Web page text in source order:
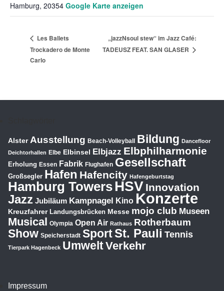
Hamburg, 20354 Google Karte anzeigen
Les Ballets
Trockadero de Monte
Carlo
„jazzNsoul stew“ im Jazz Café:
TADEUSZ FEAT. SAN GLASER
Impressum
Alster Ausstellung Beach-Volleyball Bildung Dancefloor
Deichtorhallen Elbe Elbinsel Elbjazz Elbphilharmonie
Erholung Essen Fabrik Flughafen Gesellschaft
Großsegler Hafen Hafencity Hafengeburtstag
Hamburg TowersHSV Innovation
Jazz Jubiläum Kampnagel Kino Konzerte
Kreuzfahrer Landungsbrücken Messe mojo club Museen
Musical Olympia Open Air Rathaus Rotherbaum
Show Speicherstadt SportSt. Pauli Tennis
Tierpark Hagenbeck UmweltVerkehr